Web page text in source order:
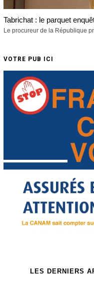
Tabrichat : le parquet
Le procureur de la République
VOTRE PUB ICI
LES DERNIERS